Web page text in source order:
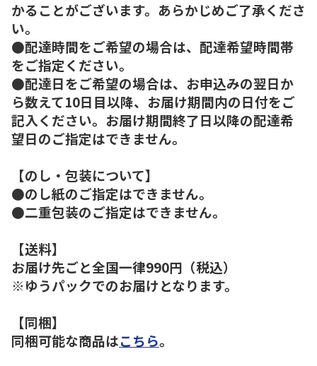
かることがございます。あらかじめご了承くださ
い。
●配達時間をご希望の場合は、配達希望時間帯
をご指定ください。
●配達日をご希望の場合は、お申込みの翌日か
ら数えて10日目以降、お届け期間内の日付をご
記入ください。お届け期間終了日以降の配達希
望日のご指定はできません。
【のし・包装について】
●のし紙のご指定はできません。
●二重包装のご指定はできません。
【送料】
お届け先ごと全国一律990円（税込）
※ゆうパックでのお届けとなります。
【同梱】
同梱可能な商品はこちら。